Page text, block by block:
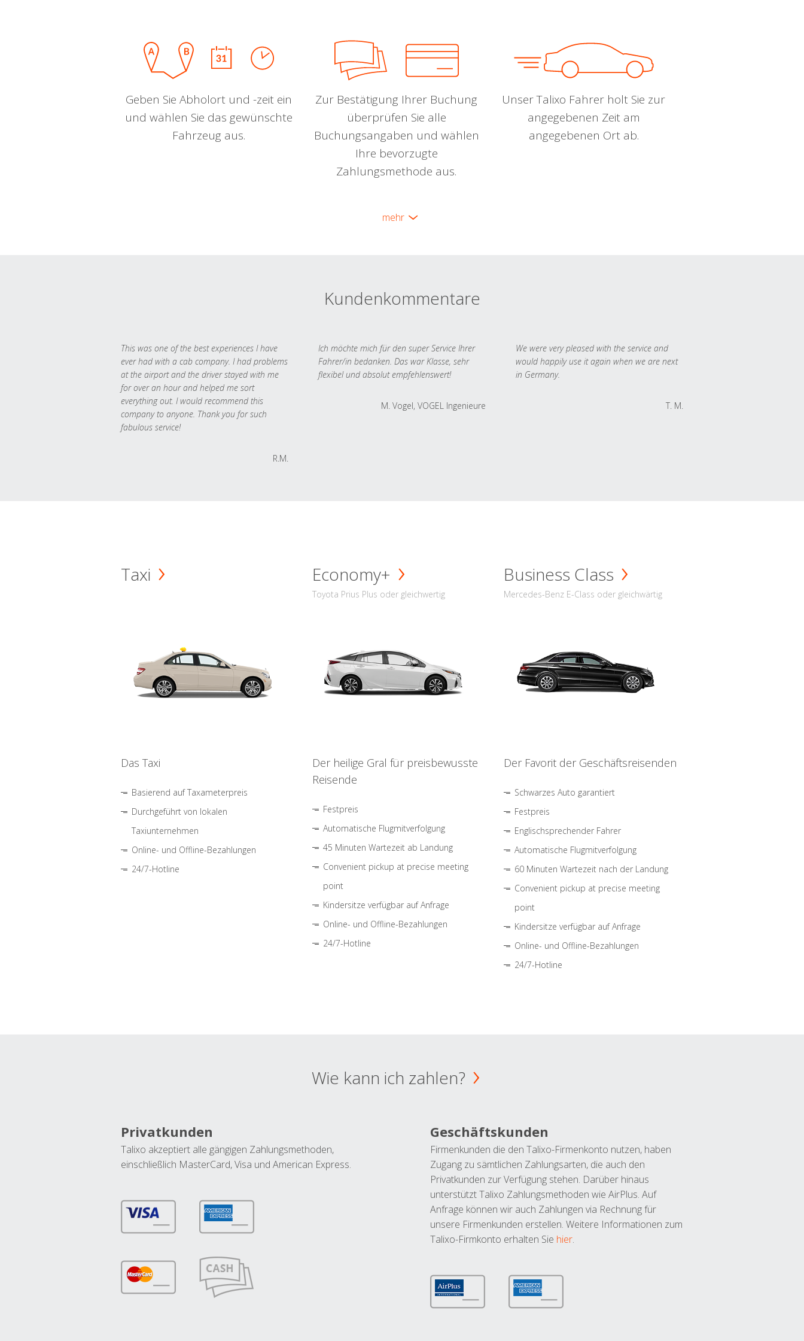
Geben Sie Abholort und -zeit ein
und wählen Sie das gewünschte
Fahrzeug aus.
Zur Bestätigung Ihrer Buchung
überprüfen Sie alle
Buchungsangaben und wählen
Ihre bevorzugte
Zahlungsmethode aus.
Unser Talixo Fahrer holt Sie zur
angegebenen Zeit am
angegebenen Ort ab.
mehr
Kundenkommentare
This was one of the best experiences I have
ever had with a cab company. I had problems
at the airport and the driver stayed with me
for over an hour and helped me sort
everything out. I would recommend this
company to anyone. Thank you for such
fabulous service!
R.M.
Ich möchte mich für den super Service Ihrer
Fahrer/in bedanken. Das war Klasse, sehr
flexibel und absolut empfehlenswert!
M. Vogel, VOGEL Ingenieure
We were very pleased with the service and
would happily use it again when we are next
in Germany.
T. M.
Taxi
Das Taxi
Basierend auf Taxameterpreis
Durchgeführt von lokalen
Taxiunternehmen
Online- und Offline-Bezahlungen
24/7-Hotline
Economy+
Toyota Prius Plus oder gleichwertig
Der heilige Gral für preisbewusste
Reisende
Festpreis
Automatische Flugmitverfolgung
45 Minuten Wartezeit ab Landung
Convenient pickup at precise meeting
point
Kindersitze verfügbar auf Anfrage
Online- und Offline-Bezahlungen
24/7-Hotline
Business Class
Mercedes-Benz E-Class oder gleichwärtig
Der Favorit der Geschäftsreisenden
Schwarzes Auto garantiert
Festpreis
Englischsprechender Fahrer
Automatische Flugmitverfolgung
60 Minuten Wartezeit nach der Landung
Convenient pickup at precise meeting
point
Kindersitze verfügbar auf Anfrage
Online- und Offline-Bezahlungen
24/7-Hotline
Wie kann ich zahlen?
Privatkunden
Talixo akzeptiert alle gängigen Zahlungsmethoden,
einschließlich MasterCard, Visa und American Express.
Geschäftskunden
Firmenkunden die den Talixo-Firmenkonto nutzen, haben
Zugang zu sämtlichen Zahlungsarten, die auch den
Privatkunden zur Verfügung stehen. Darüber hinaus
unterstützt Talixo Zahlungsmethoden wie AirPlus. Auf
Anfrage können wir auch Zahlungen via Rechnung für
unsere Firmenkunden erstellen. Weitere Informationen zum
Talixo-Firmkonto erhalten Sie hier.